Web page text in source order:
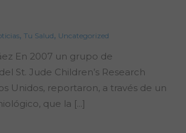
, Tu Salud, Uncategorized
En 2007 un grupo de
St. Jude Children’s Research
Unidos, reportaron, a través de un
que la [...]